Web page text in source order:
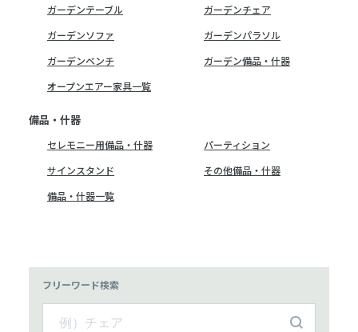
ガーデンテーブル
ガーデンチェア
ガーデンソファ
ガーデンパラソル
ガーデンベンチ
ガーデン備品・什器
オープンエアー家具一覧
備品・什器
セレモニー用備品・什器
パーティション
サインスタンド
その他備品・什器
備品・什器一覧
フリーワード検索